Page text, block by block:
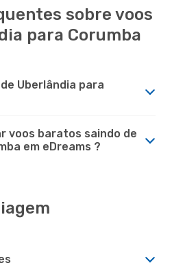
sobre voos
para Corumba
Uberlândia para
voos baratos saindo de
em eDreams ?